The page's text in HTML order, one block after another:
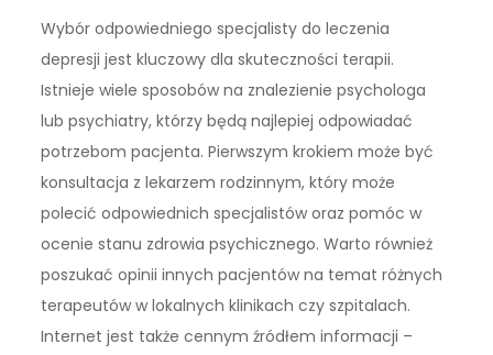
Wybór odpowiedniego specjalisty do leczenia
depresji jest kluczowy dla skuteczności terapii.
Istnieje wiele sposobów na znalezienie psychologa
lub psychiatry, którzy będą najlepiej odpowiadać
potrzebom pacjenta. Pierwszym krokiem może być
konsultacja z lekarzem rodzinnym, który może
polecić odpowiednich specjalistów oraz pomóc w
ocenie stanu zdrowia psychicznego. Warto również
poszukać opinii innych pacjentów na temat różnych
terapeutów w lokalnych klinikach czy szpitalach.
Internet jest także cennym źródłem informacji –